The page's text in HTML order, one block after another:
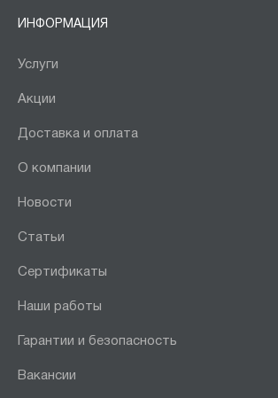
ИНФОРМАЦИЯ
Услуги
Акции
Доставка и оплата
О компании
Новости
Статьи
Сертификаты
Наши работы
Гарантии и безопасность
Вакансии